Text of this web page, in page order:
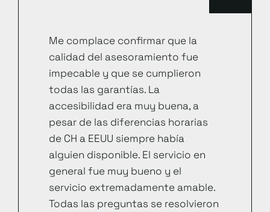
Me complace confirmar que la
calidad del asesoramiento fue
impecable y que se cumplieron
todas las garantías. La
accesibilidad era muy buena, a
pesar de las diferencias horarias
de CH a EEUU siempre había
alguien disponible. El servicio en
general fue muy bueno y el
servicio extremadamente amable.
Todas las preguntas se resolvieron